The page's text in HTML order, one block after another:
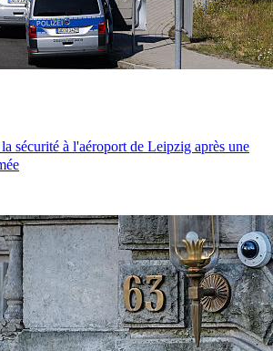
sécurité à l'aéroport de Leipzig après une